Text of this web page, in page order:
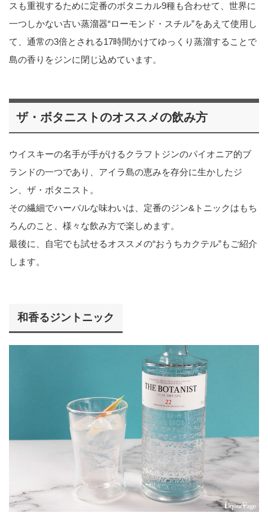
スも重視するために定番のボタニカル9種も合わせて、世界に
一つしかない古い蒸溜器“ローモンド・スチル”をあえて使用し
て、通常の3倍とされる17時間かけてゆっくり蒸溜することで
島の香りをジンに閉じ込めています。
ザ・ボタニストのオススメの飲み方
ウイスキーの名手が手がけるクラフトジンのパイオニア的ブ
ランドの一つであり、アイラ島の恵みを存分に生かしたジ
ン、ザ・ボタニスト。
その繊細でハーバルな味わいは、定番のジン&トニックはもち
ろんのこと、様々な飲み方で楽しめます。
最後に、自宅でも試せるオススメの“おうちカクテル”もご紹介
します。
和香るジントニック